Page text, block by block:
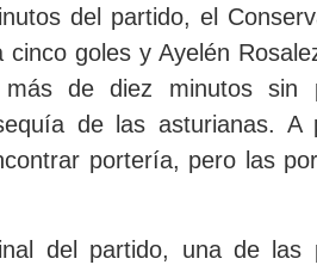
del partido, el
cinco goles y Ayelén
de diez minutos sin
de las asturianas.
portería, pero las
del partido, una de las